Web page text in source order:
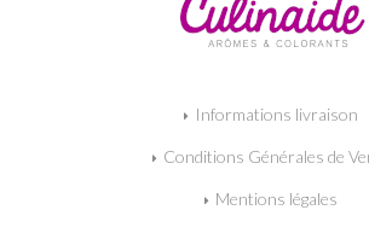
Informations livraison
Conditions Générales de
Mentions légales